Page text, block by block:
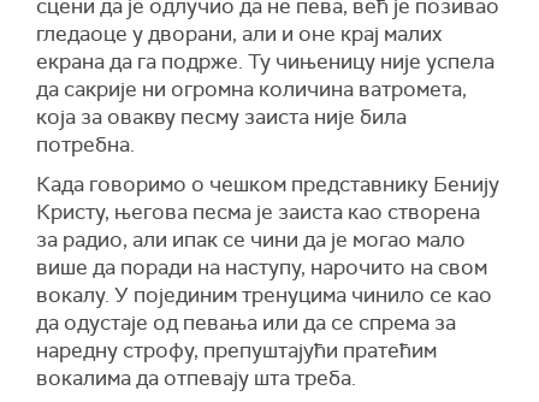
сцени да је одлучио да не пева, већ је позивао
гледаоце у дворани, али и оне крај малих
екрана да га подрже. Ту чињеницу није успела
да сакрије ни огромна количина ватромета,
која за овакву песму заиста није била
потребна.
Када говоримо о чешком представнику Бенију
Кристу, његова песма је заиста као створена
за радио, али ипак се чини да је могао мало
више да поради на наступу, нарочито на свом
вокалу. У појединим тренуцима чинило се као
да одустаје од певања или да се спрема за
наредну строфу, препуштајући пратећим
вокалима да отпевају шта треба.